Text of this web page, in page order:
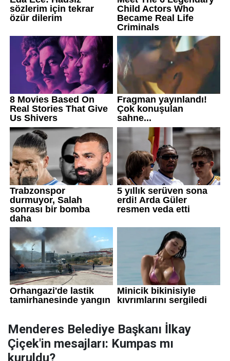
Menderes Belediye Başkanı İlkay
Çiçek'in mesajları: Kumpas mı
kuruldu?